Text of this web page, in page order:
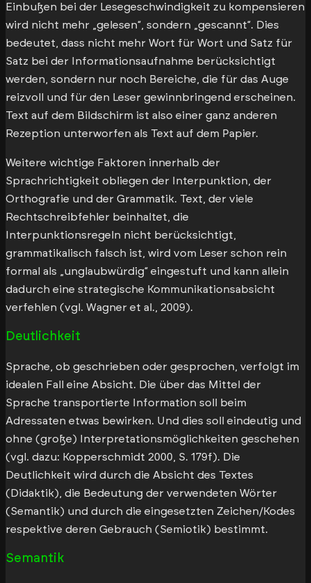
Einbußen bei der Lesegeschwindigkeit zu kompensieren
wird nicht mehr „gelesen“, sondern „gescannt“. Dies
bedeutet, dass nicht mehr Wort für Wort und Satz für
Satz bei der Informationsaufnahme berücksichtigt
werden, sondern nur noch Bereiche, die für das Auge
reizvoll und für den Leser gewinnbringend erscheinen.
Text auf dem Bildschirm ist also einer ganz anderen
Rezeption unterworfen als Text auf dem Papier.
Weitere wichtige Faktoren innerhalb der
Sprachrichtigkeit obliegen der Interpunktion, der
Orthografie und der Grammatik. Text, der viele
Rechtschreibfehler beinhaltet, die
Interpunktionsregeln nicht berücksichtigt,
grammatikalisch falsch ist, wird vom Leser schon rein
formal als „unglaubwürdig“ eingestuft und kann allein
dadurch eine strategische Kommunikationsabsicht
verfehlen (vgl. Wagner et al., 2009).
Deutlichkeit
Sprache, ob geschrieben oder gesprochen, verfolgt im
idealen Fall eine Absicht. Die über das Mittel der
Sprache transportierte Information soll beim
Adressaten etwas bewirken. Und dies soll eindeutig und
ohne (große) Interpretationsmöglichkeiten geschehen
(vgl. dazu: Kopperschmidt 2000, S. 179f). Die
Deutlichkeit wird durch die Absicht des Textes
(Didaktik), die Bedeutung der verwendeten Wörter
(Semantik) und durch die eingesetzten Zeichen/Kodes
respektive deren Gebrauch (Semiotik) bestimmt.
Semantik